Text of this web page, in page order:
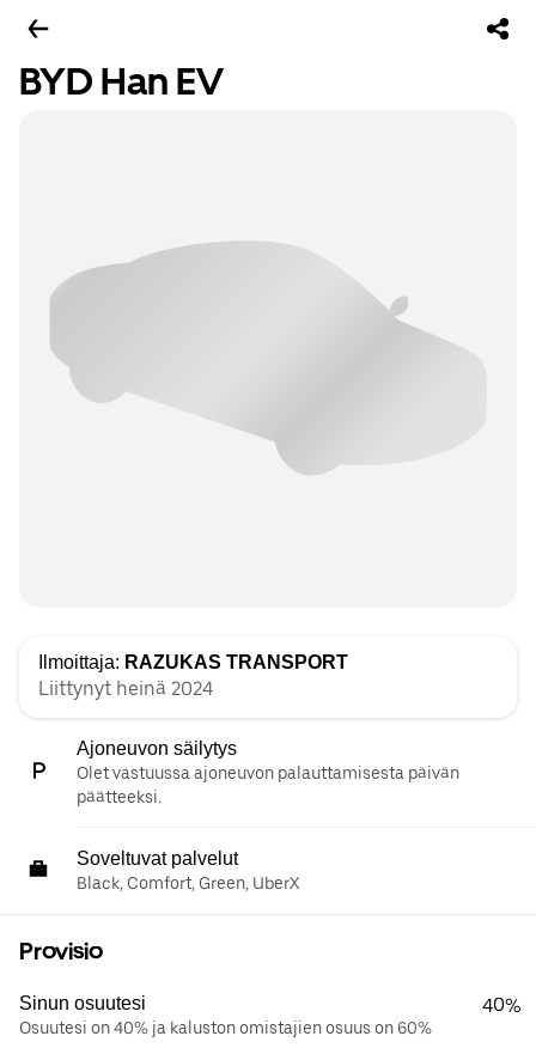
BYD Han EV
Ilmoittaja: RAZUKAS TRANSPORT
Liittynyt heinä 2024
Ajoneuvon säilytys
Olet vastuussa ajoneuvon palauttamisesta päivän
päätteeksi.
Soveltuvat palvelut
Black, Comfort, Green, UberX
Provisio
Sinun osuutesi
Osuutesi on 40% ja kaluston omistajien osuus on 60%
40%